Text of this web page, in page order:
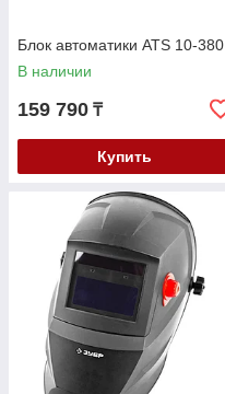
Блок автоматики ATS 10-380
В наличии
159 790 ₸
Купить